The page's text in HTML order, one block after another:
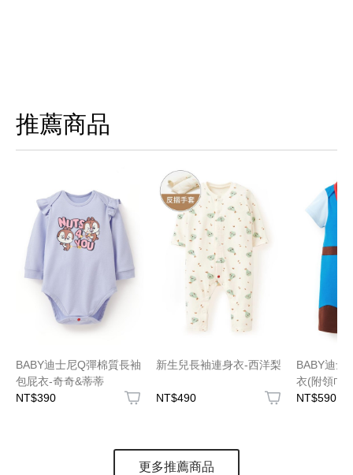
推薦商品
BABY迪士尼Q彈棉質長袖
包屁衣-奇奇&蒂蒂
NT$390
新生兒長袖連身衣-西洋梨
NT$490
BABY迪士
衣(附領巾)
NT$590
更多推薦商品